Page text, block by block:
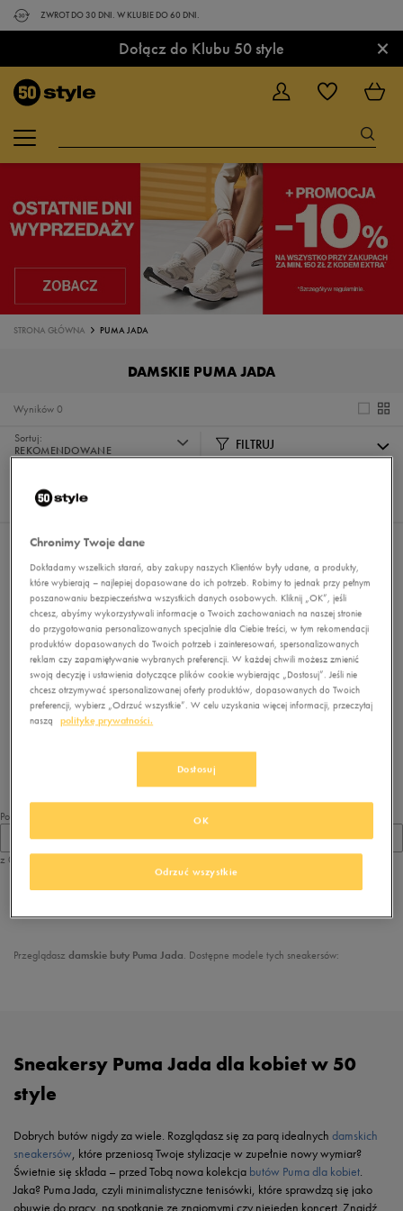
ZWROT DO 30 DNI. W KLUBIE DO 60 DNI.
Dołącz do Klubu 50 style ×
STRONA GŁÓWNA PUMA JADA
DAMSKIE PUMA JADA
0
Wyników
Sortuj:
REKOMENDOWANE
FILTRUJ
Nie wybrano filtrów
Brak produktów do wyświetlenia
Zmień kryteria wyszukiwania lub
Pokaż
z 0
z1
Przeglądasz damskie buty Puma Jada. Dostępne modele tych sneakersów:
Sneakersy Puma Jada dla kobiet w 50
style
Dobrych butów nigdy za wiele. Rozglądasz się za parą idealnych damskich
sneakersów, które przeniosą Twoje stylizacje w zupełnie nowy wymiar?
Świetnie się składa – przed Tobą nowa kolekcja butów Puma dla kobiet.
Jaka? Puma Jada, czyli minimalistyczne tenisówki, które sprawdzą się jako
obuwie do pracy, na spotkanie ze znajomymi czy niejeden koncert. Znajdź
Chronimy Twoje dane
Dokładamy wszelkich starań, aby zakupy naszych Klientów były udane, a produkty,
które wybierają – najlepiej dopasowane do ich potrzeb. Robimy to jednak przy pełnym
poszanowaniu bezpieczeństwa wszystkich danych osobowych. Kliknij „OK”, jeśli
chcesz, abyśmy wykorzystywali informacje o Twoich zachowaniach na naszej stronie
do przygotowania personalizowanych specjalnie dla Ciebie treści, w tym rekomendacji
produktów dopasowanych do Twoich potrzeb i zainteresowań, spersonalizowanych
reklam czy zapamiętywanie wybranych preferencji. W każdej chwili możesz zmienić
swoją decyzję i ustawienia dotyczące plików cookie wybierając „Dostosuj”. Jeśli nie
chcesz otrzymywać spersonalizowanej oferty produktów, dopasowanych do Twoich
preferencji, wybierz „Odrzuć wszystkie”. W celu uzyskania więcej informacji, przeczytaj
naszą
politykę prywatności.
Dostosuj
Odrzuć wszystkie
OK